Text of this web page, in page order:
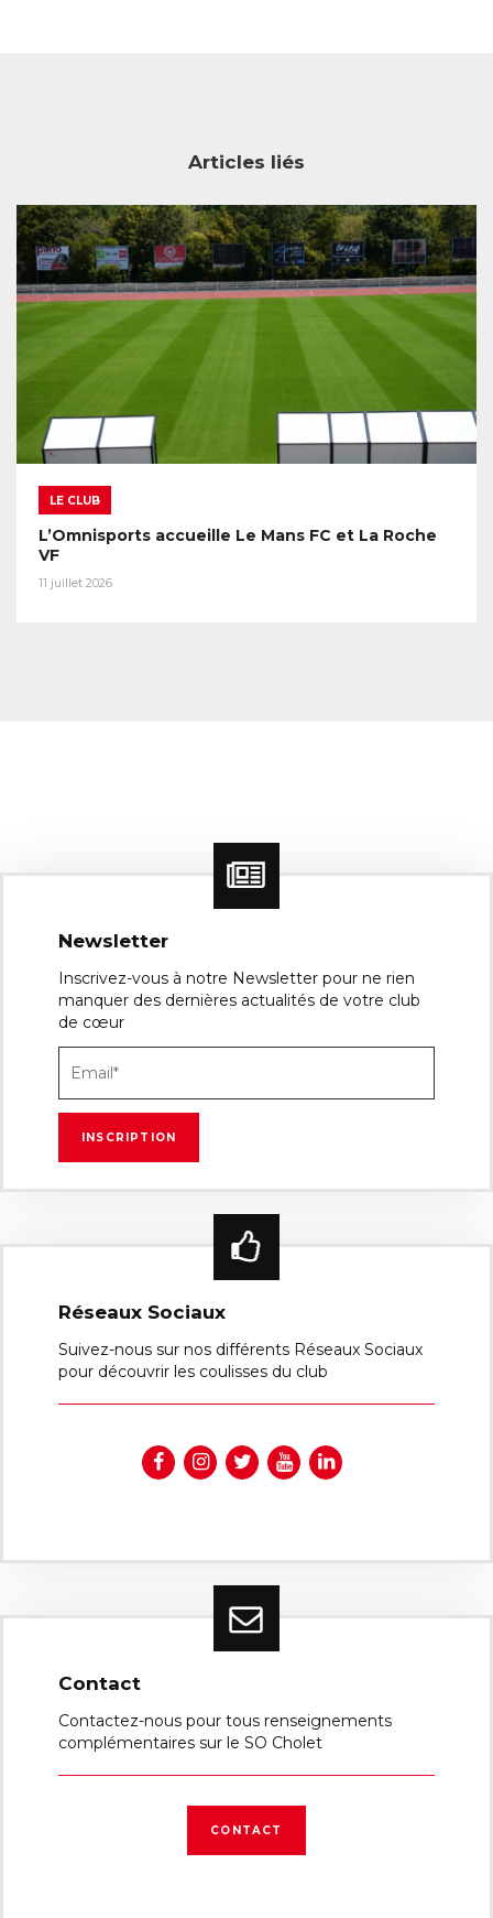
Articles liés
LE CLUB
L’Omnisports accueille Le Mans FC et La Roche
VF
11 juillet 2026
Newsletter
Inscrivez-vous à notre Newsletter pour ne rien
manquer des dernières actualités de votre club
de cœur
Réseaux Sociaux
Suivez-nous sur nos différents Réseaux Sociaux
pour découvrir les coulisses du club
Contact
Contactez-nous pour tous renseignements
complémentaires sur le SO Cholet
CONTACT